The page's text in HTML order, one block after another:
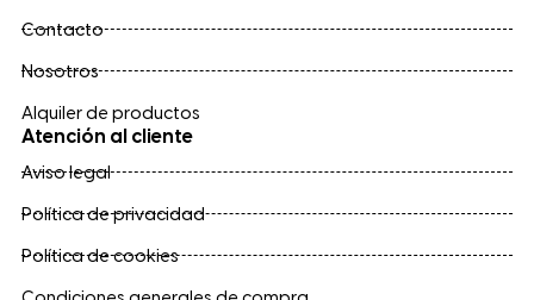
Contacto
Nosotros
Alquiler de productos
Atención al cliente
Aviso legal
Política de privacidad
Política de cookies